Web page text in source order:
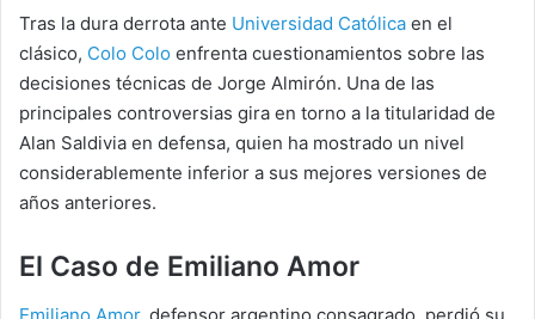
Tras la dura derrota ante Universidad Católica en el
clásico, Colo Colo enfrenta cuestionamientos sobre las
decisiones técnicas de Jorge Almirón. Una de las
principales controversias gira en torno a la titularidad de
Alan Saldivia en defensa, quien ha mostrado un nivel
considerablemente inferior a sus mejores versiones de
años anteriores.
El Caso de Emiliano Amor
Emiliano Amor, defensor argentino consagrado, perdió su